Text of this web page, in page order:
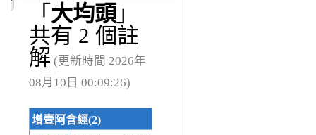
「 大均頭」
共有 2 個註
解 (更新時間 2026年
08月10日 00:09:26)
增壹阿含經(2)